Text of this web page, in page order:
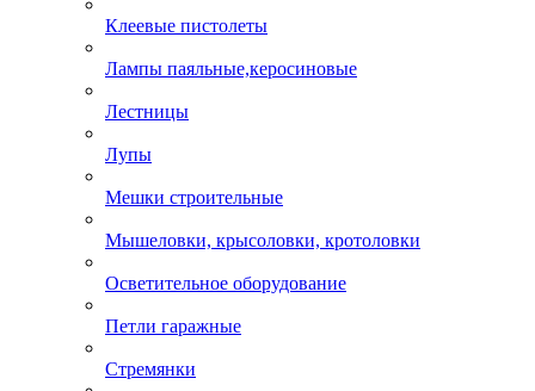
Клеевые пистолеты
Лампы паяльные,керосиновые
Лестницы
Лупы
Мешки строительные
Мышеловки, крысоловки, кротоловки
Осветительное оборудование
Петли гаражные
Стремянки